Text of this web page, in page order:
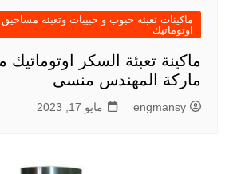
ماكينات تعبئة حبوب و حبيبات وتعبئة
اوتوماتيك
ماركة المهندس منسى
engmansy مايو 17, 2023